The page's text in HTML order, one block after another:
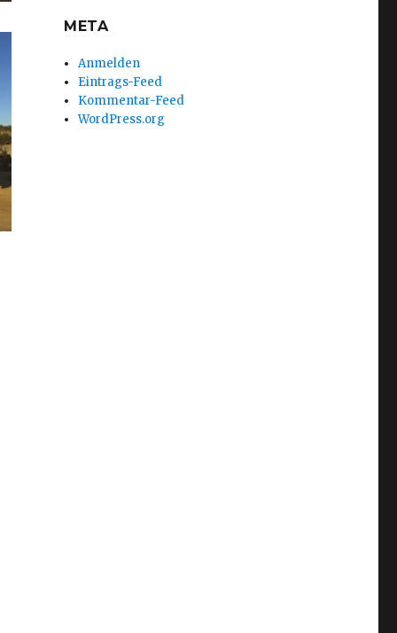
META
Anmelden
Eintrags-Feed
Kommentar-Feed
WordPress.org